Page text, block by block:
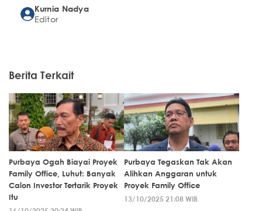
Kurnia Nadya
Editor
Berita Terkait
Purbaya Ogah Biayai Proyek
Family Office, Luhut: Banyak
Calon Investor Tertarik Proyek
Itu
Purbaya Tegaskan Tak Akan
Alihkan Anggaran untuk
Proyek Family Office
13/10/2025 21:08 WIB